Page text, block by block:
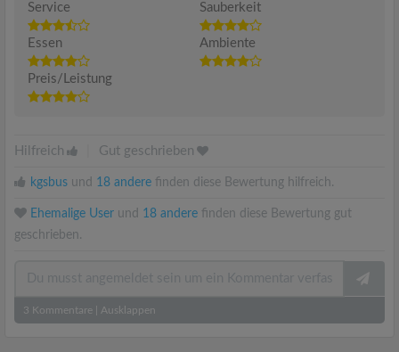
Service
Sauberkeit
Essen Ambiente
Preis/Leistung
Hilfreich Gut geschrieben
kgsbus und 18 andere finden diese Bewertung hilfreich.
Ehemalige User und 18 andere finden diese Bewertung gut
geschrieben.
3 Kommentare Ausklappen